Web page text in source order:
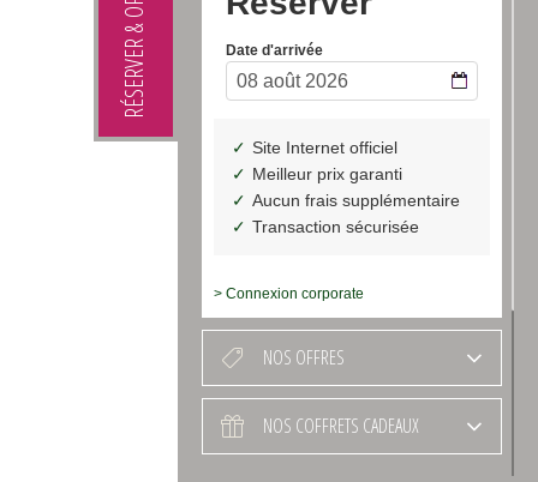
RÉSERVER & OFFRIR
> Connexion corporate
NOS OFFRES
NOS COFFRETS CADEAUX